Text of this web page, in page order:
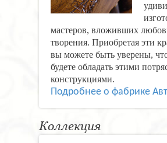
мастеров, вложивших
творения. Приобретая эти
вы можете быть уверены,
будете обладать этими
конструкциями.
Подробнее о фабрике
Коллекция